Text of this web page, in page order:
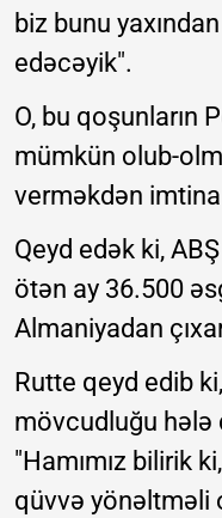
biz bunu
edəcəyik".
O, bu qoşunların
mümkün olub-
verməkdən
Qeyd edək ki,
ötən ay 36.500
Almaniyadan
Rutte qeyd edib
mövcudluğu hələ
"Hamımız bilirik
qüvvə yönəltməli